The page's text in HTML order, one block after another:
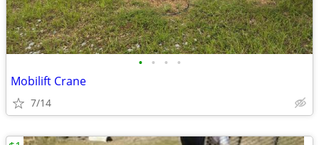
• • • •
Mobilift Crane
7/14